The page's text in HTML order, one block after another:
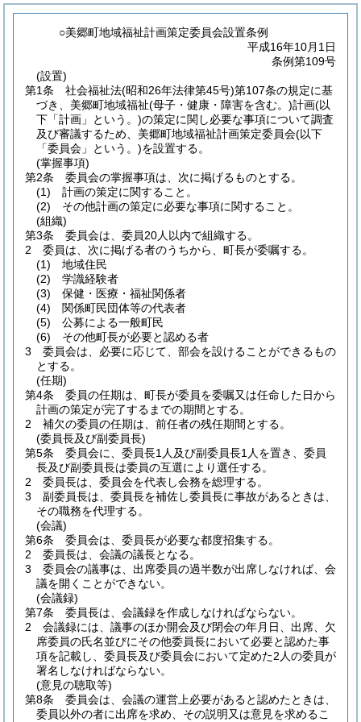
○美郷町地域福祉計画策定委員会設置条例
平成16年10月1日
条例第109号
(設置)
第1条
社会福祉法(昭和26年法律第45号)第107条の規定に基
づき、美郷町地域福祉(母子・健康・障害を含む。)計画(以
下「計画」という。)の策定に関し必要な事項について調査
及び審議するため、美郷町地域福祉計画策定委員会(以下
「委員会」という。)を設置する。
(掌握事項)
第2条
委員会の掌握事項は、次に掲げるものとする。
(1)
計画の策定に関すること。
(2)
その他計画の策定に必要な事項に関すること。
(組織)
第3条
委員会は、委員20人以内で組織する。
2
委員は、次に掲げる者のうちから、町長が委嘱する。
(1)
地域住民
(2)
学識経験者
(3)
保健・医療・福祉関係者
(4)
関係町民団体等の代表者
(5)
公募による一般町民
(6)
その他町長が必要と認める者
3
委員会は、必要に応じて、部会を設けることができるもの
とする。
(任期)
第4条
委員の任期は、町長が委員を委嘱又は任命した日から
計画の策定が完了するまでの期間とする。
2
補欠の委員の任期は、前任者の残任期間とする。
(委員長及び副委員長)
第5条
委員会に、委員長1人及び副委員長1人を置き、委員
長及び副委員長は委員の互選により選任する。
2
委員長は、委員会を代表し会務を総理する。
3
副委員長は、委員長を補佐し委員長に事故があるときは、
その職務を代理する。
(会議)
第6条
委員会は、委員長が必要な都度招集する。
2
委員長は、会議の議長となる。
3
委員会の議事は、出席委員の過半数が出席しなければ、会
議を開くことができない。
(会議録)
第7条
委員長は、会議録を作成しなければならない。
2
会議録には、議事のほか開会及び閉会の年月日、出席、欠
席委員の氏名並びにその他委員長において必要と認めた事
項を記載し、委員長及び委員会において定めた2人の委員が
署名しなければならない。
(意見の聴取等)
第8条
委員会は、会議の運営上必要があると認めたときは、
委員以外の者に出席を求め、その説明又は意見を求めるこ